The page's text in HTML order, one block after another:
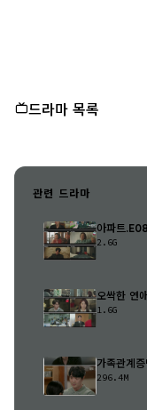
드라마 목록
관련 드라마
아파트
2.6G
오싹한
1.6G
가족관계
296.4M